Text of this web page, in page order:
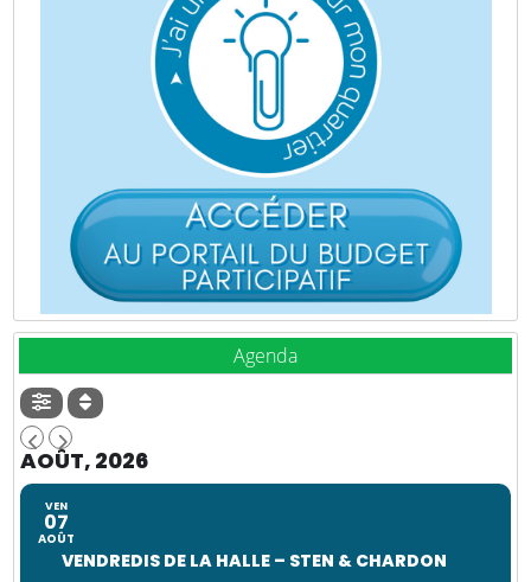
Agenda
AOÛT, 2026
VEN
07
AOÛT
VENDREDIS DE LA HALLE – STEN & CHARDON